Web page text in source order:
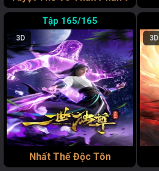
165/165
3D
Nhất Thế Độc Tôn
3D